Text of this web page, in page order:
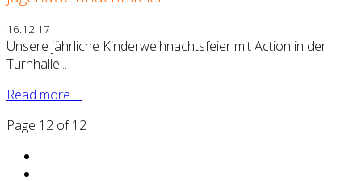
16.12.17
Unsere jährliche Kinderweihnachtsfeier mit Action in der
Turnhalle...
Read more …
Page 12 of 12